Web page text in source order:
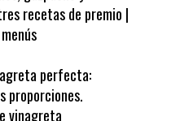
recetas de premio |